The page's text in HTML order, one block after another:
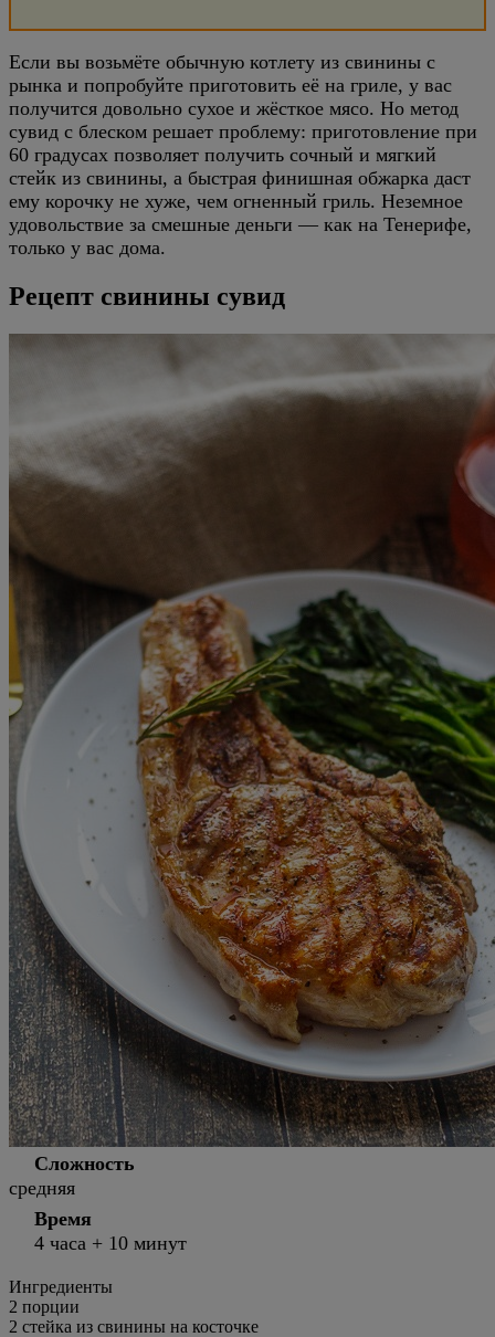
Если вы возьмёте обычную котлету из свинины с
рынка и попробуйте приготовить её на гриле, у вас
получится довольно сухое и жёсткое мясо. Но метод
сувид с блеском решает проблему: приготовление при
60 градусах позволяет получить сочный и мягкий
стейк из свинины, а быстрая финишная обжарка даст
ему корочку не хуже, чем огненный гриль. Неземное
удовольствие за смешные деньги — как на Тенерифе,
только у вас дома.
Рецепт свинины сувид
Сложность
средняя
Время
4 часа + 10 минут
Ингредиенты
2 порции
2 стейка из свинины на косточке